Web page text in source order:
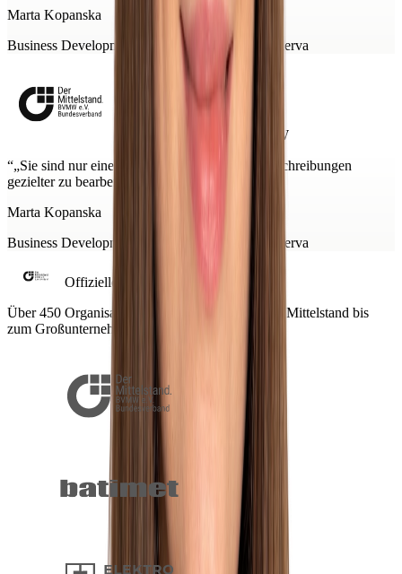
Marta Kopanska
Business Development Manager DACH bei Minerva
Offizieller Partner des BVMW
“„Sie sind nur einen Schritt davon entfernt, Ausschreibungen
gezielter zu bearbeiten.“
Marta Kopanska
Business Development Manager DACH bei Minerva
Offizieller Partner des BVMW
Über 450 Organisationen nutzen Minerva – vom Mittelstand bis
zum Großunternehmen.